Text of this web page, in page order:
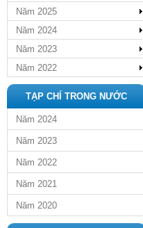
Năm 2025
Năm 2024
Năm 2023
Năm 2022
TẠP CHÍ TRONG NƯỚC
Năm 2024
Năm 2023
Năm 2022
Năm 2021
Năm 2020